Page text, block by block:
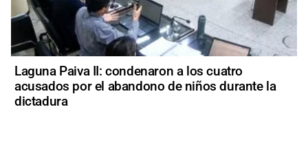
Laguna Paiva II: condenaron a los cuatro
acusados por el abandono de niños durante la
dictadura